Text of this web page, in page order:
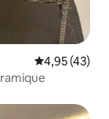
Note
4,95 (43)